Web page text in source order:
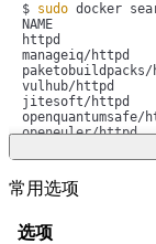
$ sudo docker
NAME
httpd
manageiq/httpd
vulhub/
jitesoft/httpd
openeuler/
常用选项
选项